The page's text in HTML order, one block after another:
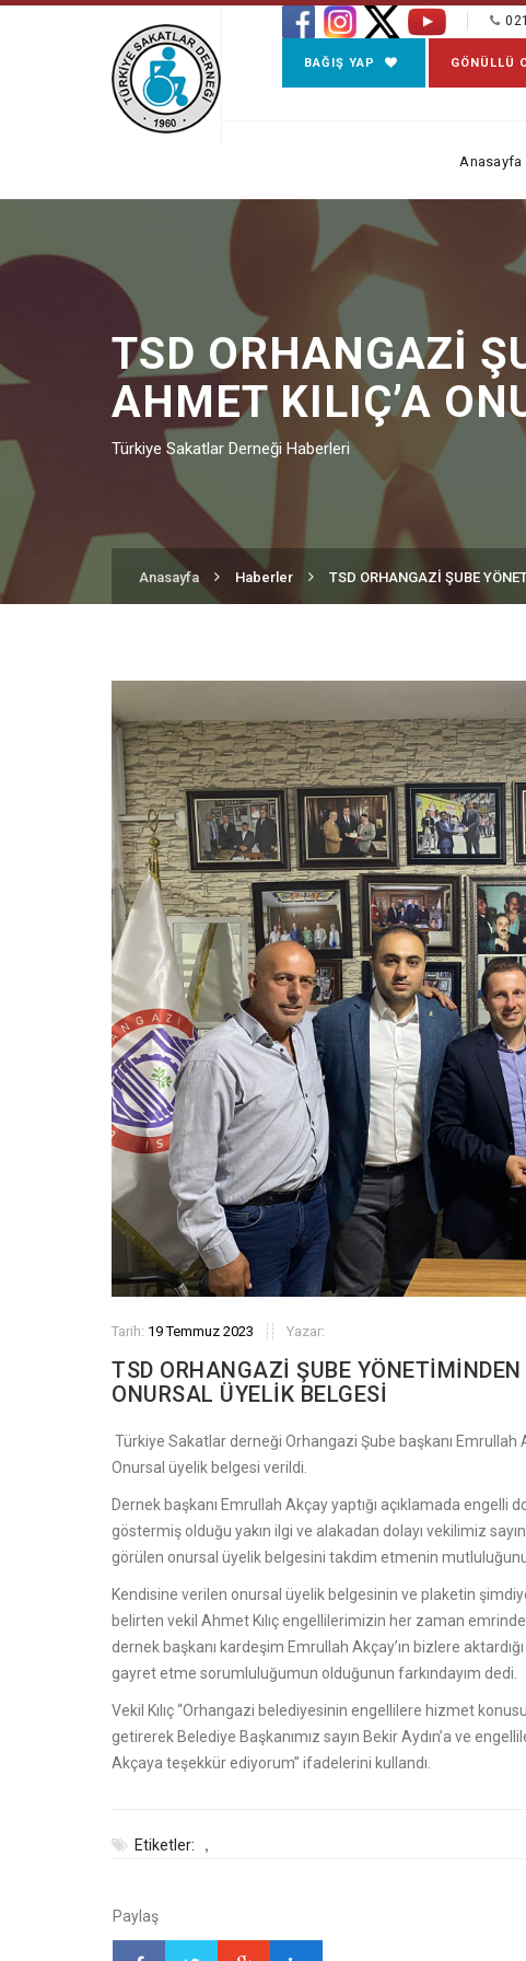
BAĞIŞ YAP GÖNÜLLÜ
Anasayfa
TSD ORHANGAZİ
AHMET KILIÇ’A
Türkiye Sakatlar Derneği Haberleri
Anasayfa Haberler TSD ORHANGAZİ ŞUBE
Tarih: 19 Temmuz 2023 Yazar:
TSD ORHANGAZİ ŞUBE
ONURSAL ÜYELİK BELGESİ
Türkiye Sakatlar derneği Orhangazi Şube başkanı Emrullah
Onursal üyelik belgesi verildi.
Dernek başkanı Emrullah Akçay yaptığı açıklamada engelli
göstermiş olduğu yakın ilgi ve alakadan dolayı vekilimiz
görülen onursal üyelik belgesini takdim etmenin mutluluğunu
Kendisine verilen onursal üyelik belgesinin ve plaketin
belirten vekil Ahmet Kılıç engellilerimizin her zaman
dernek başkanı kardeşim Emrullah Akçay’ın bizlere
gayret etme sorumluluğumun olduğunun farkındayım dedi.
Vekil Kılıç “Orhangazi belediyesinin engellilere hizmet
getirerek Belediye Başkanımız sayın Bekir Aydın’a ve
Akçaya teşekkür ediyorum” ifadelerini kullandı.
Etiketler: ,
Paylaş